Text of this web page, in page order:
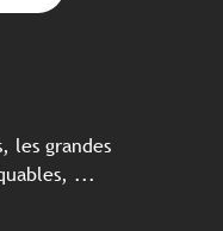
les grandes
...